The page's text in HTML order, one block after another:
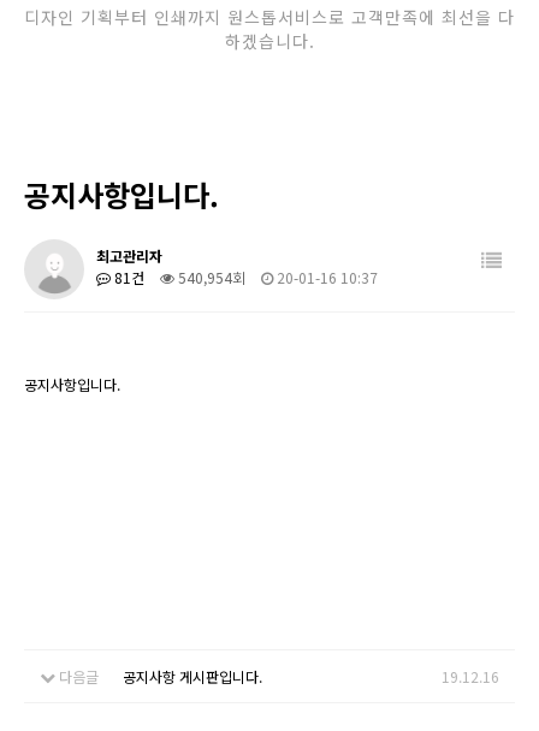
디자인 기획부터 인쇄까지 원스톱서비스로 고객만족에 최선을 다
하겠습니다.
공지사항입니다.
최고관리자
81건
540,954회 20-01-16 10:37
공지사항입니다.
다음글 공지사항 게시판입니다. 19.12.16